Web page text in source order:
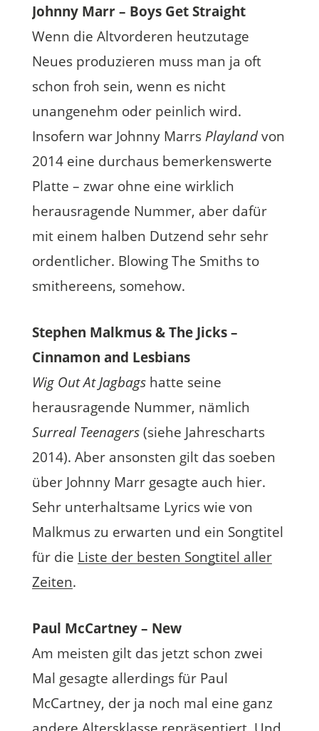
Johnny Marr – Boys Get Straight
Wenn die Altvorderen heutzutage
Neues produzieren muss man ja oft
schon froh sein, wenn es nicht
unangenehm oder peinlich wird.
Insofern war Johnny Marrs Playlandvon
2014 eine durchaus bemerkenswerte
Platte – zwar ohne eine wirklich
herausragende Nummer, aber dafür
mit einem halben Dutzend sehr sehr
ordentlicher. Blowing The Smiths to
smithereens, somehow.
Stephen Malkmus & The Jicks –
Cinnamon and Lesbians
Wig Out At Jagbagshatte seine
herausragende Nummer, nämlich
Surreal Teenagers(siehe Jahrescharts
2014). Aber ansonsten gilt das soeben
über Johnny Marr gesagte auch hier.
Sehr unterhaltsame Lyrics wie von
Malkmus zu erwarten und ein Songtitel
für die Liste der besten Songtitel aller
Zeiten.
Paul McCartney – New
Am meisten gilt das jetzt schon zwei
Mal gesagte allerdings für Paul
McCartney, der ja noch mal eine ganz